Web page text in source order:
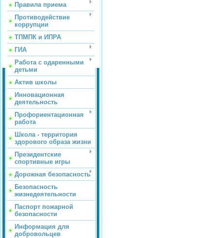
Правила приема
Противодействие
коррупции
ТПМПК и ИПРА
ГИА
Работа с одаренными
детьми
Актив школы
Инновационная
деятельность
Профориентационная
работа
Школа - территория
здорового образа жизни
Президентские
спортивные игры
Дорожная безопасность
Безопасность
жизнедеятельности
Паспорт пожарной
безопасности
Информация для
добровольцев